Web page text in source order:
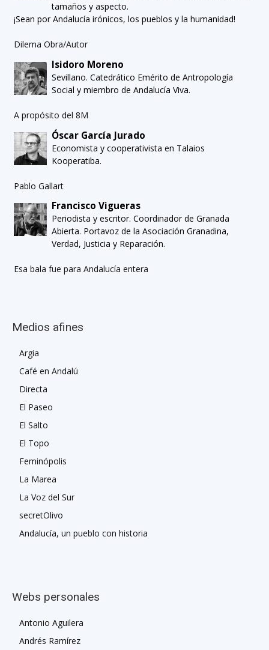
tamaños y aspecto.
¡Sean por Andalucía irónicos, los pueblos y la humanidad!
Dilema Obra/Autor
Isidoro Moreno
Sevillano. Catedrático Emérito de Antropología
Social y miembro de Andalucía Viva.
A propósito del 8M
Óscar García Jurado
Economista y cooperativista en Talaios
Kooperatiba.
Pablo Gallart
Francisco Vigueras
Periodista y escritor. Coordinador de Granada
Abierta. Portavoz de la Asociación Granadina,
Verdad, Justicia y Reparación.
Esa bala fue para Andalucía entera
Medios afines
Argia
Café en Andalú
Directa
El Paseo
El Salto
El Topo
Feminópolis
La Marea
La Voz del Sur
secretOlivo
Andalucía, un pueblo con historia
Webs personales
Antonio Aguilera
Andrés Ramírez